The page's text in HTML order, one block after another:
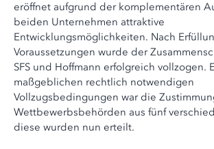
eröffnet aufgrund der komplementären
beiden Unternehmen attraktive
Entwicklungsmöglichkeiten. Nach
Voraussetzungen wurde der
SFS und Hoffmann erfolgreich vollzogen.
maßgeblichen rechtlich notwendigen
Vollzugsbedingungen war die
Wettbewerbsbehörden aus fünf
diese wurden nun erteilt.